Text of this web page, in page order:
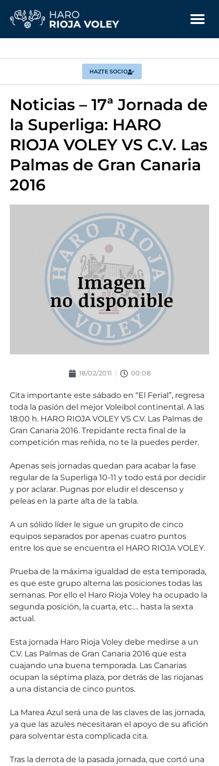
HAZTE SOCIO
Noticias – 17ª Jornada de
la Superliga: HARO
RIOJA VOLEY VS C.V. Las
Palmas de Gran Canaria
2016
18/02/2011 00:08
Cita importante este sábado en “El Ferial”, regresa
toda la pasión del mejor Voleibol continental. A las
18:00 h. HARO RIOJA VOLEY VS C.V. Las Palmas de
Gran Canaria 2016. Trepidante recta final de la
competición mas reñida, no te la puedes perder.
Apenas seis jornadas quedan para acabar la fase
regular de la Superliga 10-11 y todo está por decidir
y por aclarar. Pugnas por eludir el descenso y
peleas en la parte alta de la tabla.
A un sólido líder le sigue un grupito de cinco
equipos separados por apenas cuatro puntos
entre los que se encuentra el HARO RIOJA VOLEY.
Prueba de la máxima igualdad de esta temporada,
es que este grupo alterna las posiciones todas las
semanas. Por ello el Haro Rioja Voley ha ocupado la
segunda posición, la cuarta, etc…. hasta la sexta
actual.
Esta jornada Haro Rioja Voley debe medirse a un
C.V. Las Palmas de Gran Canaria 2016 que esta
cuajando una buena temporada. Las Canarias
ocupan la séptima plaza, por detrás de las riojanas
a una distancia de cinco puntos.
La Marea Azul será una de las claves de las jornada,
ya que las azules necesitaran el apoyo de su afición
para solventar esta complicada cita.
Tras la derrota de la pasada jornada, que cortó una